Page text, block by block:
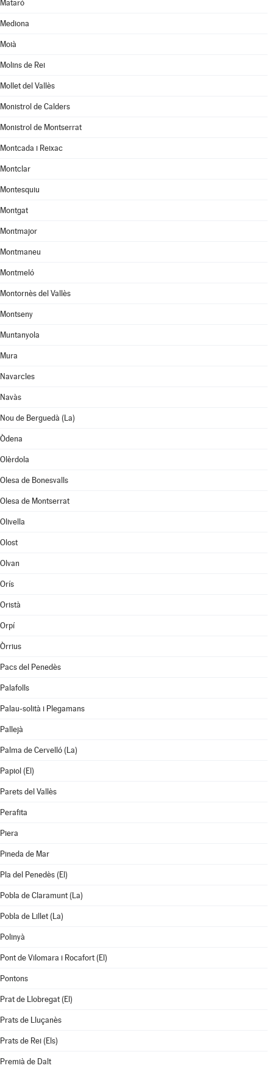
Mataró
Mediona
Moià
Molins de Rei
Mollet del Vallès
Monistrol de Calders
Monistrol de Montserrat
Montcada i Reixac
Montclar
Montesquiu
Montgat
Montmajor
Montmaneu
Montmeló
Montornès del Vallès
Montseny
Muntanyola
Mura
Navarcles
Navàs
Nou de Berguedà (La)
Òdena
Olèrdola
Olesa de Bonesvalls
Olesa de Montserrat
Olivella
Olost
Olvan
Orís
Oristà
Orpí
Òrrius
Pacs del Penedès
Palafolls
Palau-solità i Plegamans
Pallejà
Palma de Cervelló (La)
Papiol (El)
Parets del Vallès
Perafita
Piera
Pineda de Mar
Pla del Penedès (El)
Pobla de Claramunt (La)
Pobla de Lillet (La)
Polinyà
Pont de Vilomara i Rocafort (El)
Pontons
Prat de Llobregat (El)
Prats de Lluçanès
Prats de Rei (Els)
Premià de Dalt